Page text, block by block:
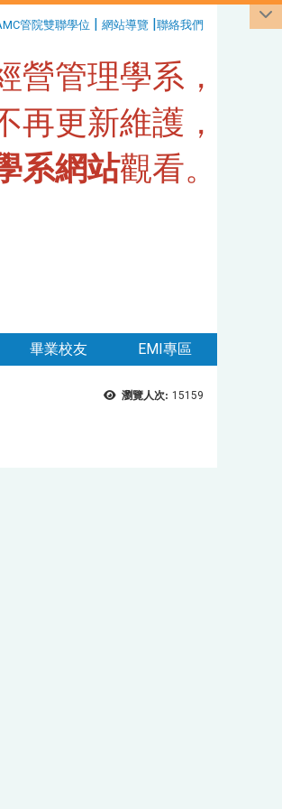
管院雙聯學位 | 網站導覽 |聯絡我們
營管理學系，
再更新維護，
系網站觀看。
畢業校友 EMI專區
瀏覽人次: 15159